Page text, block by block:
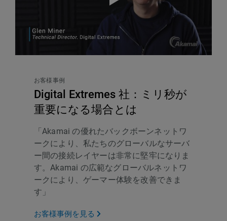
お客様事例
Digital Extremes 社：ミリ秒が
重要になる場合とは
「Akamai の優れたバックボーンネットワ
ークにより、私たちのグローバルなサーバ
ー間の接続レイヤーは非常に堅牢になりま
す。Akamai の広範なグローバルネットワ
ークにより、ゲーマー体験を改善できま
す」
お客様事例を見る